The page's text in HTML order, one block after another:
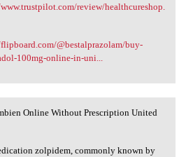
review/healthcureshop.
@bestalprazolam/buy-
100mg-online-in-uni...
Online Without
Online Without Prescription United
zolpidem, commonly known by